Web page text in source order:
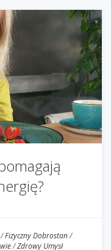
/Fizyczny Dobrostan/
/Zdrowy Umysł